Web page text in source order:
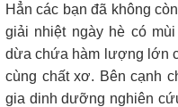
Hẳn các bạn đã không
giải nhiệt ngày hè có
dừa chứa hàm lượng lớn
cùng chất xơ. Bên cạnh
gia dinh dưỡng nghiên